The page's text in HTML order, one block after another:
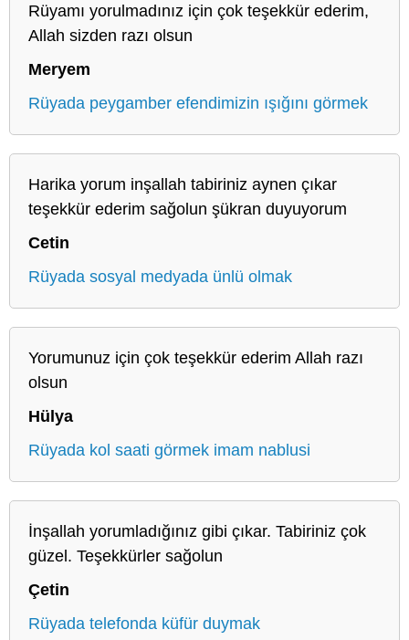
Rüyamı yorulmadınız için çok teşekkür ederim,
Allah sizden razı olsun
Meryem
Rüyada peygamber efendimizin ışığını görmek
Harika yorum inşallah tabiriniz aynen çıkar
teşekkür ederim sağolun şükran duyuyorum
Cetin
Rüyada sosyal medyada ünlü olmak
Yorumunuz için çok teşekkür ederim Allah razı
olsun
Hülya
Rüyada kol saati görmek imam nablusi
İnşallah yorumladığınız gibi çıkar. Tabiriniz çok
güzel. Teşekkürler sağolun
Çetin
Rüyada telefonda küfür duymak